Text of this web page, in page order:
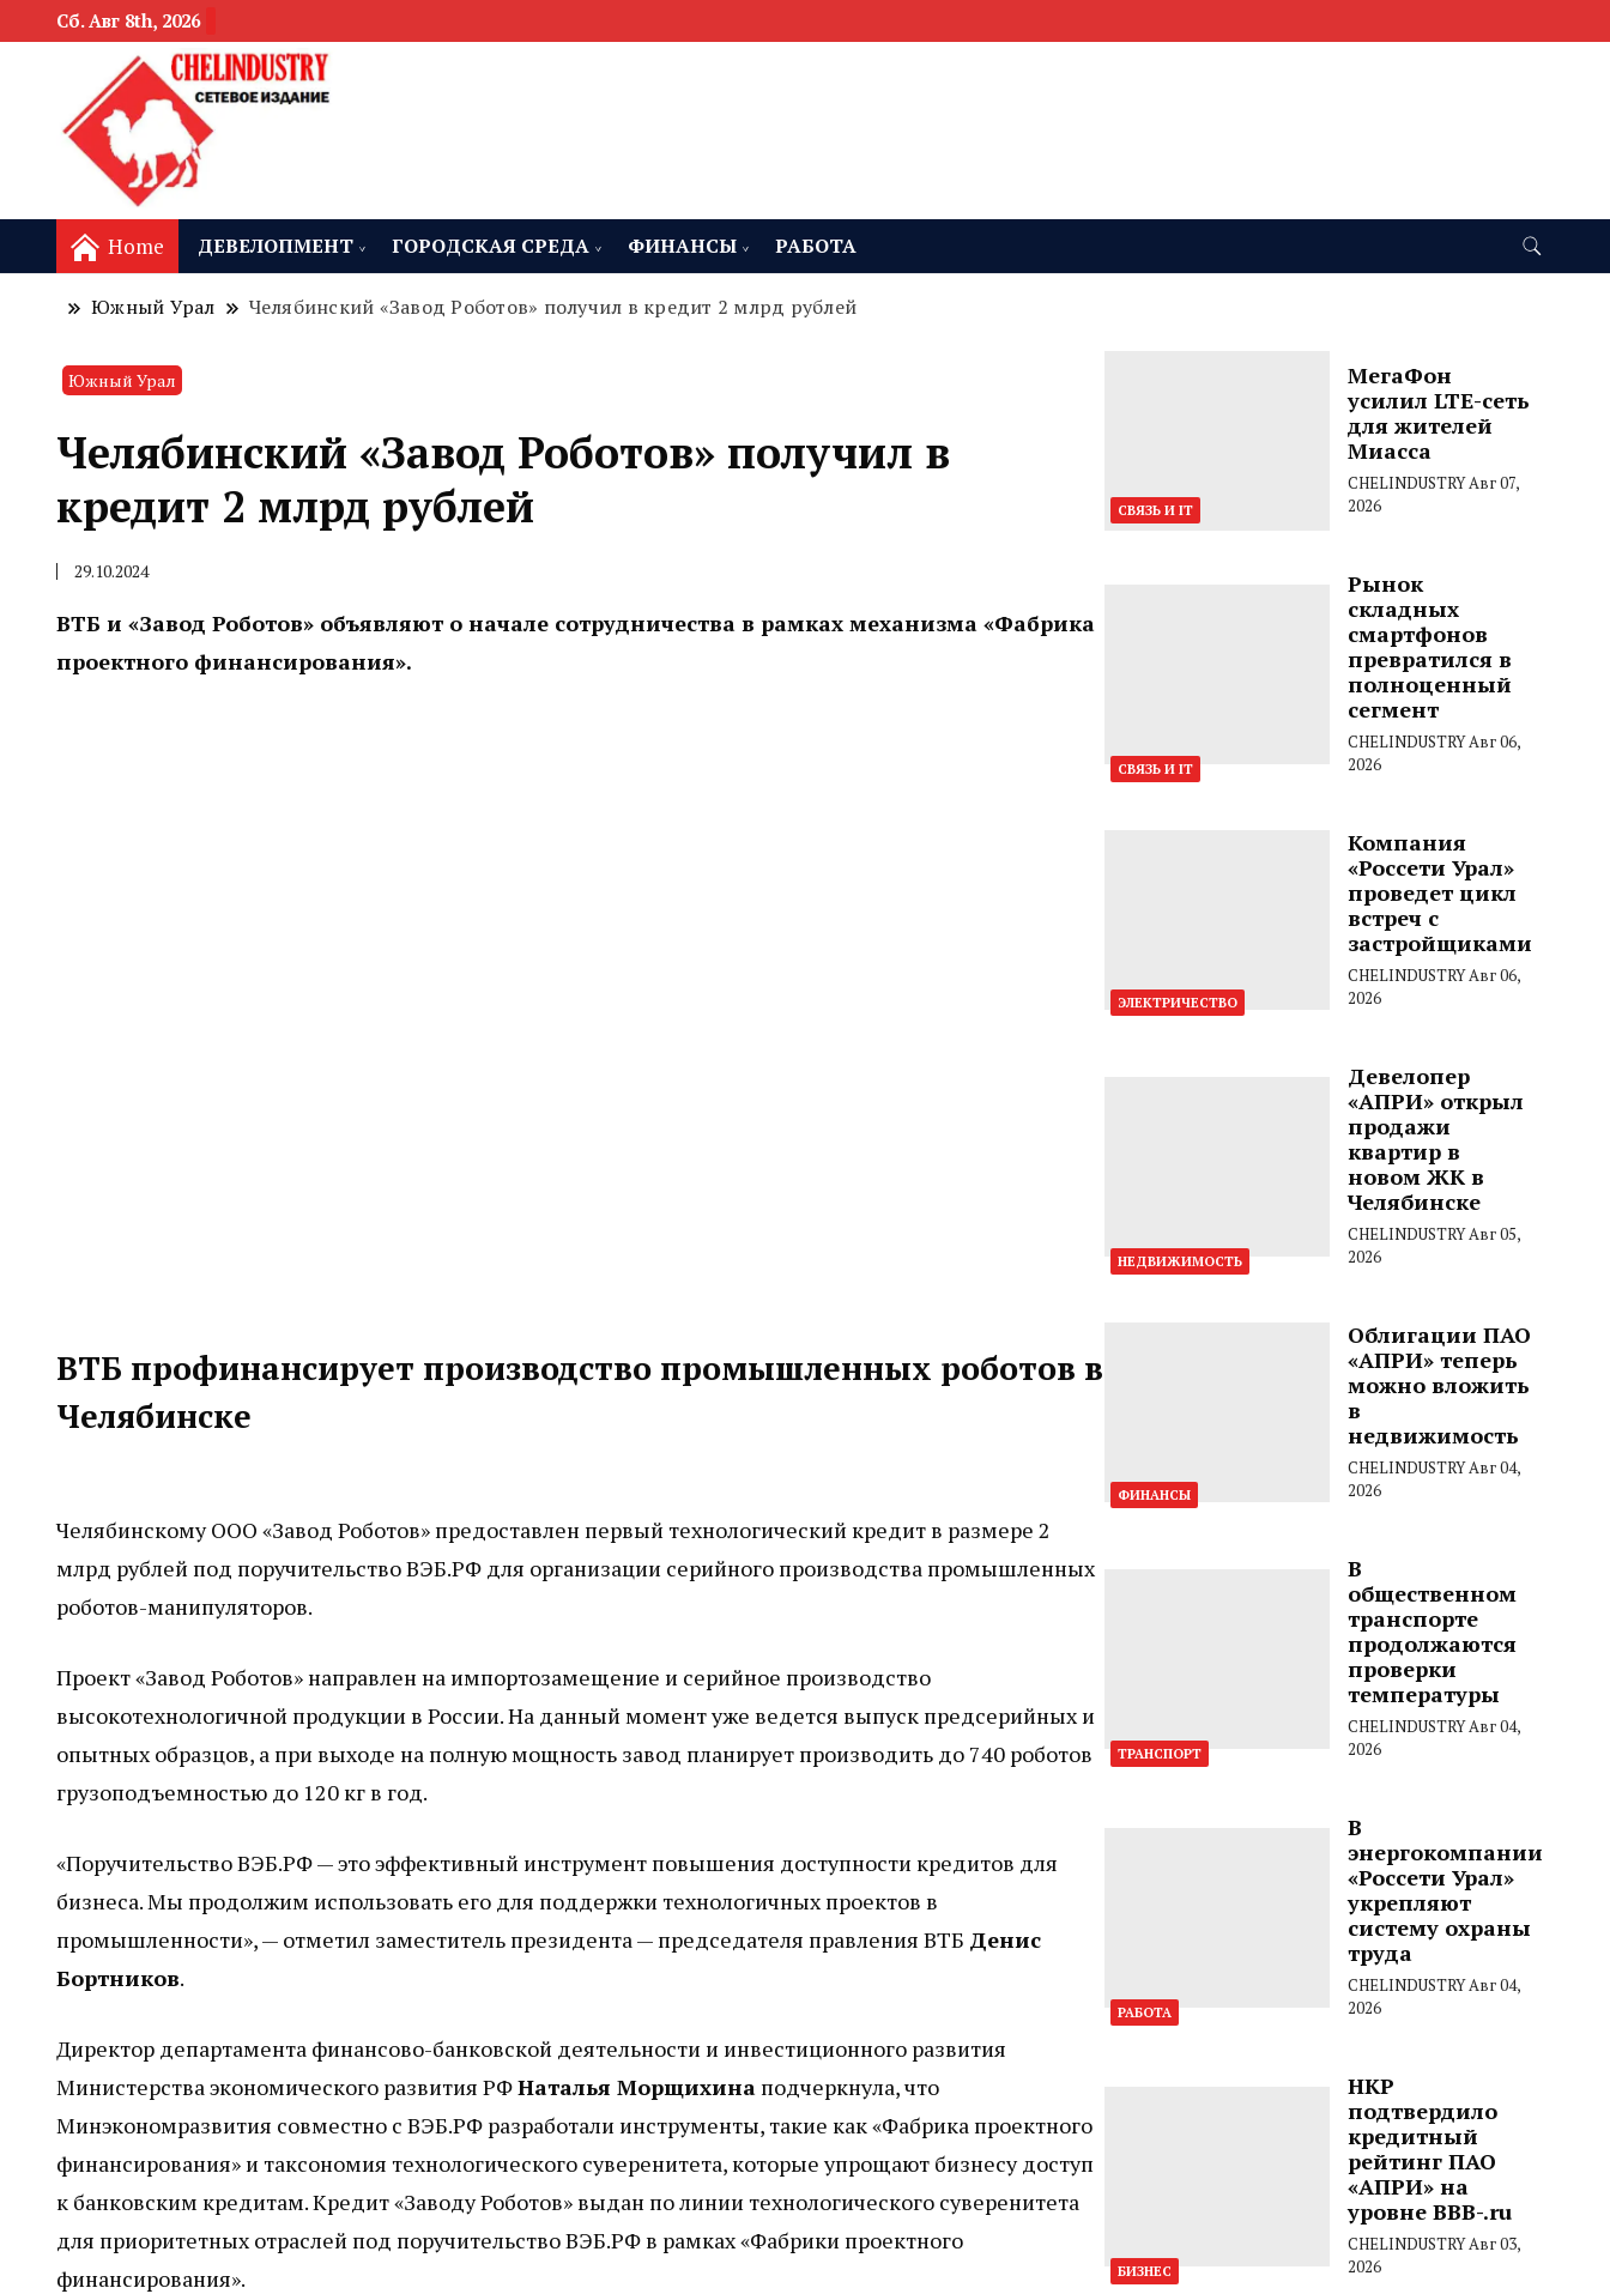
Сб. Авг 8th, 2026
Home ДЕВЕЛОПМЕНТ ГОРОДСКАЯ СРЕДА ФИНАНСЫ РАБОТА
Южный Урал Челябинский «Завод Роботов» получил в кредит 2 млрд рублей
Южный Урал
Челябинский «Завод Роботов» получил в
кредит 2 млрд рублей
29.10.2024
ВТБ и «Завод Роботов» объявляют о начале сотрудничества в рамках механизма «Фабрика
проектного финансирования».
ВТБ профинансирует производство промышленных роботов в
Челябинске
Челябинскому ООО «Завод Роботов» предоставлен первый технологический кредит в размере 2
млрд рублей под поручительство ВЭБ.РФ для организации серийного производства промышленных
роботов-манипуляторов.
Проект «Завод Роботов» направлен на импортозамещение и серийное производство
высокотехнологичной продукции в России. На данный момент уже ведется выпуск предсерийных и
опытных образцов, а при выходе на полную мощность завод планирует производить до 740 роботов
грузоподъемностью до 120 кг в год.
«Поручительство ВЭБ.РФ — это эффективный инструмент повышения доступности кредитов для
бизнеса. Мы продолжим использовать его для поддержки технологичных проектов в
промышленности», — отметил заместитель президента — председателя правления ВТБ Денис
Бортников.
Директор департамента финансово-банковской деятельности и инвестиционного развития
Министерства экономического развития РФНаталья Морщихина подчеркнула, что
Минэкономразвития совместно с ВЭБ.РФ разработали инструменты, такие как «Фабрика проектного
финансирования» и таксономия технологического суверенитета, которые упрощают бизнесу доступ
к банковским кредитам. Кредит «Заводу Роботов» выдан по линии технологического суверенитета
для приоритетных отраслей под поручительство ВЭБ.РФ в рамках «Фабрики проектного
финансирования».
СВЯЗЬ И IT
МегаФон
усилил LTE-сеть
для жителей
Миасса
CHELINDUSTRYАвг 07,
2026
СВЯЗЬ И IT
Рынок
складных
смартфонов
превратился в
полноценный
сегмент
CHELINDUSTRYАвг 06,
2026
ЭЛЕКТРИЧЕСТВО
Компания
«Россети Урал»
проведет цикл
встреч с
застройщиками
CHELINDUSTRYАвг 06,
2026
НЕДВИЖИМОСТЬ
Девелопер
«АПРИ» открыл
продажи
квартир в
новом ЖК в
Челябинске
CHELINDUSTRYАвг 05,
2026
ФИНАНСЫ
Облигации ПАО
«АПРИ» теперь
можно вложить
в
недвижимость
CHELINDUSTRYАвг 04,
2026
ТРАНСПОРТ
В
общественном
транспорте
продолжаются
проверки
температуры
CHELINDUSTRYАвг 04,
2026
РАБОТА
В
энергокомпании
«Россети Урал»
укрепляют
систему охраны
труда
CHELINDUSTRYАвг 04,
2026
БИЗНЕС
НКР
подтвердило
кредитный
рейтинг ПАО
«АПРИ» на
уровне BBB-.ru
CHELINDUSTRYАвг 03,
2026